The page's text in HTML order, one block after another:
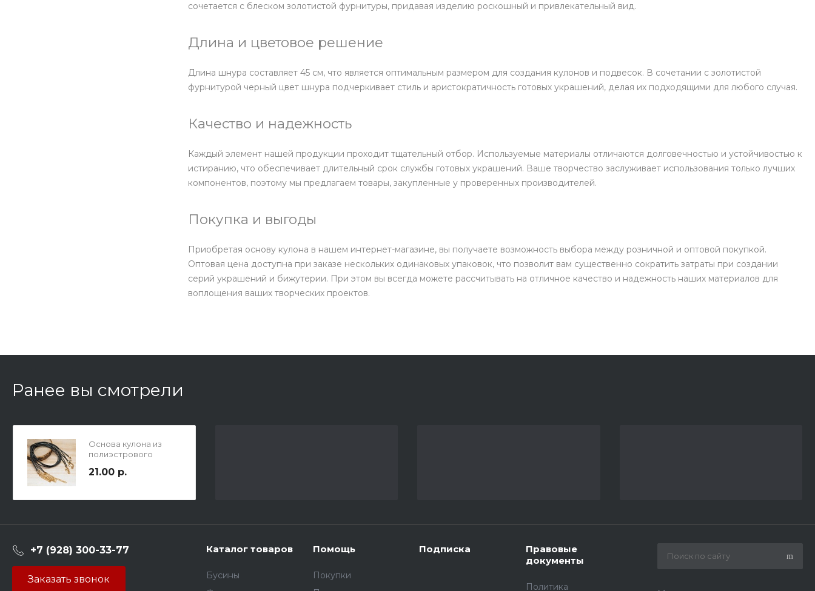
сочетается с блеском золотистой фурнитуры, придавая изделию роскошный и привлекательный вид.
Длина и цветовое решение
Длина шнура составляет 45 см, что является оптимальным размером для создания кулонов и подвесок. В сочетании с золотистой
фурнитурой черный цвет шнура подчеркивает стиль и аристократичность готовых украшений, делая их подходящими для любого случая.
Качество и надежность
Каждый элемент нашей продукции проходит тщательный отбор. Используемые материалы отличаются долговечностью и устойчивостью к
истиранию, что обеспечивает длительный срок службы готовых украшений. Ваше творчество заслуживает использования только лучших
компонентов, поэтому мы предлагаем товары, закупленные у проверенных производителей.
Покупка и выгоды
Приобретая основу кулона в нашем интернет-магазине, вы получаете возможность выбора между розничной и оптовой покупкой.
Оптовая цена доступна при заказе нескольких одинаковых упаковок, что позволит вам существенно сократить затраты при создании
серий украшений и бижутерии. При этом вы всегда можете рассчитывать на отличное качество и надежность наших материалов для
воплощения ваших творческих проектов.
Ранее вы смотрели
Основа кулона из
полиэстрового
1.5мм, длина 45см, цвет
21.00 р.
+7 (928) 300-33-77
Заказать звонок
Каталог товаров
Бусины
Помощь
Покупки
Подписка
Правовые
документы
Политика